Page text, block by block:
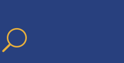
U